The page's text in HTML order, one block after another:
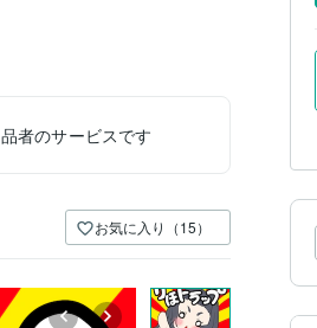
者のサービスです
お気に入り（15）